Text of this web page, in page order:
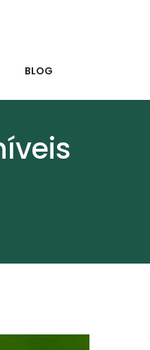
BLOG